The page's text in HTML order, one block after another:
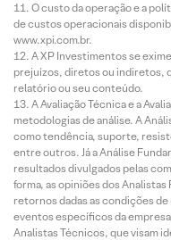
O custo da operação e a
de custos operacionais
www.xpi.com.br.
A XP Investimentos se
prejuízos, diretos ou indiretos,
relatório ou seu conteúdo.
A Avaliação Técnica e a
metodologias de análise. A
como tendência, suporte,
entre outros. Já a Análise
resultados divulgados pelas
forma, as opiniões dos
retornos dadas as condições
eventos específicos da
Analistas Técnicos, que visam